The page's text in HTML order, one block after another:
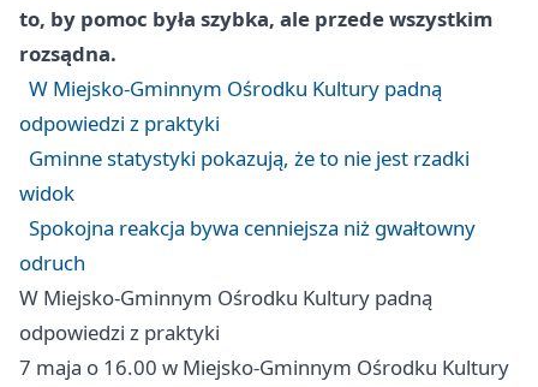
to, by pomoc była szybka, ale przede wszystkim
rozsądna.
W Miejsko-Gminnym Ośrodku Kultury padną
odpowiedzi z praktyki
Gminne statystyki pokazują, że to nie jest rzadki
widok
Spokojna reakcja bywa cenniejsza niż gwałtowny
odruch
W Miejsko-Gminnym Ośrodku Kultury padną
odpowiedzi z praktyki
7 maja o 16.00 w Miejsko-Gminnym Ośrodku Kultury